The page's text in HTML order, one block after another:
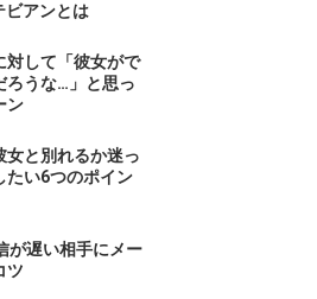
ビアンとは
対して「彼女がで
ろうな…」と思っ
ン
女と別れるか迷っ
たい6つのポイン
が遅い相手にメー
ツ